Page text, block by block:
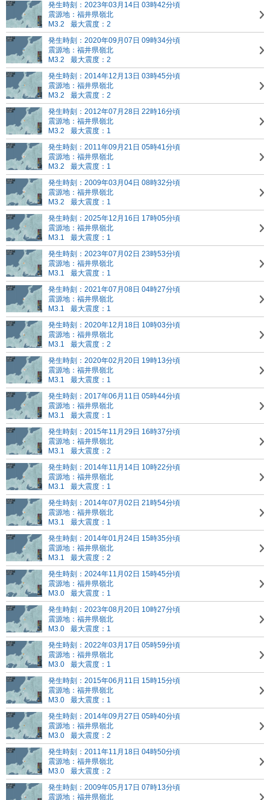
発生時刻：2023年03月14日 03時42分頃
震源地：福井県嶺北
M3.2
最大震度：2
発生時刻：2020年09月07日 09時34分頃
震源地：福井県嶺北
M3.2
最大震度：2
発生時刻：2014年12月13日 03時45分頃
震源地：福井県嶺北
M3.2
最大震度：2
発生時刻：2012年07月28日 22時16分頃
震源地：福井県嶺北
M3.2
最大震度：1
発生時刻：2011年09月21日 05時41分頃
震源地：福井県嶺北
M3.2
最大震度：1
発生時刻：2009年03月04日 08時32分頃
震源地：福井県嶺北
M3.2
最大震度：1
発生時刻：2025年12月16日 17時05分頃
震源地：福井県嶺北
M3.1
最大震度：1
発生時刻：2023年07月02日 23時53分頃
震源地：福井県嶺北
M3.1
最大震度：1
発生時刻：2021年07月08日 04時27分頃
震源地：福井県嶺北
M3.1
最大震度：1
発生時刻：2020年12月18日 10時03分頃
震源地：福井県嶺北
M3.1
最大震度：2
発生時刻：2020年02月20日 19時13分頃
震源地：福井県嶺北
M3.1
最大震度：1
発生時刻：2017年06月11日 05時44分頃
震源地：福井県嶺北
M3.1
最大震度：1
発生時刻：2015年11月29日 16時37分頃
震源地：福井県嶺北
M3.1
最大震度：2
発生時刻：2014年11月14日 10時22分頃
震源地：福井県嶺北
M3.1
最大震度：1
発生時刻：2014年07月02日 21時54分頃
震源地：福井県嶺北
M3.1
最大震度：1
発生時刻：2014年01月24日 15時35分頃
震源地：福井県嶺北
M3.1
最大震度：2
発生時刻：2024年11月02日 15時45分頃
震源地：福井県嶺北
M3.0
最大震度：1
発生時刻：2023年08月20日 10時27分頃
震源地：福井県嶺北
M3.0
最大震度：1
発生時刻：2022年03月17日 05時59分頃
震源地：福井県嶺北
M3.0
最大震度：1
発生時刻：2015年06月11日 15時15分頃
震源地：福井県嶺北
M3.0
最大震度：1
発生時刻：2014年09月27日 05時40分頃
震源地：福井県嶺北
M3.0
最大震度：2
発生時刻：2011年11月18日 04時50分頃
震源地：福井県嶺北
M3.0
最大震度：2
発生時刻：2009年05月17日 07時13分頃
震源地：福井県嶺北